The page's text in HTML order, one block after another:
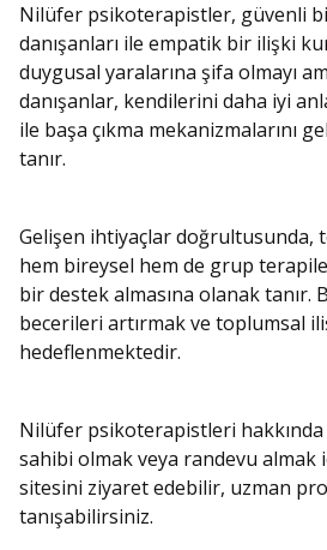
Nilüfer psikoterapistler, güvenli
danışanları ile empatik bir ilişki
duygusal yaralarına şifa olmayı
danışanlar, kendilerini daha iyi
ile başa çıkma mekanizmalarını
tanır.
Gelişen ihtiyaçlar doğrultusunda,
hem bireysel hem de grup
bir destek almasına olanak tanır.
becerileri artırmak ve toplumsal
hedeflenmektedir.
Nilüfer psikoterapistleri
sahibi olmak veya randevu almak
sitesini ziyaret edebilir, uzman
tanışabilirsiniz.